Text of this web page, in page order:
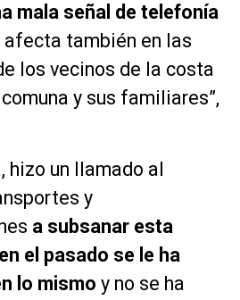
mala señal de telefonía
afecta también en las
los vecinos de la costa
y sus familiares”,
hizo un llamado al
y
a subsanar esta
el pasado se le ha
lo mismo y no se ha